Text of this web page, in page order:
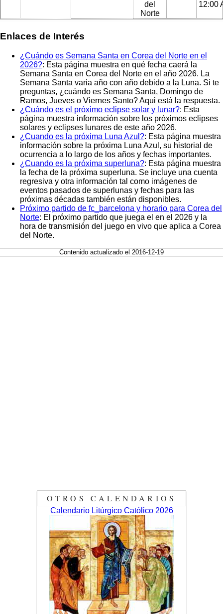
del
Norte
12:00
Enlaces de Interés
¿Cuándo es Semana Santa en Corea del Norte en el
2026?: Esta página muestra en qué fecha caerá la
Semana Santa en Corea del Norte en el año 2026. La
Semana Santa varia año con año debido a la Luna. Si te
preguntas, ¿cuándo es Semana Santa, Domingo de
Ramos, Jueves o Viernes Santo? Aqui está la respuesta.
¿Cuándo es el próximo eclipse solar y lunar?: Esta
página muestra información sobre los próximos eclipses
solares y eclipses lunares de este año 2026.
¿Cuando es la próxima Luna Azul?: Esta página muestra
información sobre la próxima Luna Azul, su historial de
ocurrencia a lo largo de los años y fechas importantes.
¿Cuando es la próxima superluna?: Esta página muestra
la fecha de la próxima superluna. Se incluye una cuenta
regresiva y otra información tal como imágenes de
eventos pasados de superlunas y fechas para las
próximas décadas también están disponibles.
Próximo partido de fc_barcelona y horario para Corea del
Norte: El próximo partido que juega el en el 2026 y la
hora de transmisión del juego en vivo que aplica a Corea
del Norte.
Contenido actualizado el 2016-12-19
OTROS CALENDARIOS
Calendario Litúrgico Católico 2026